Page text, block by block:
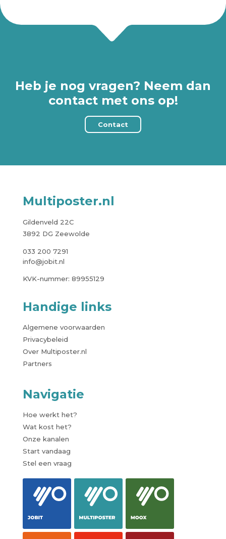
Heb je nog vragen? Neem dan
contact met ons op!
Contact
Multiposter.nl
Gildenveld 22C
3892 DG Zeewolde
033 200 7291
info@jobit.nl
KVK-nummer: 89955129
Handige links
Algemene voorwaarden
Privacybeleid
Over Multiposter.nl
Partners
Navigatie
Hoe werkt het?
Wat kost het?
Onze kanalen
Start vandaag
Stel een vraag